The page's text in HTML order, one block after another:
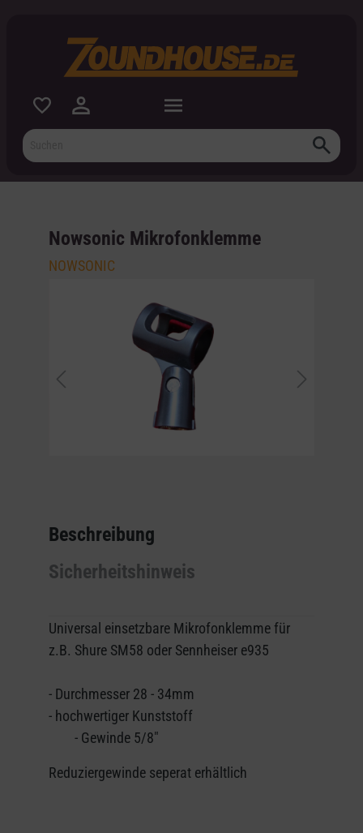
Nowsonic Mikrofonklemme
NOWSONIC
Beschreibung
Sicherheitshinweis
Universal einsetzbare Mikrofonklemme für
z.B. Shure SM58 oder Sennheiser e935
- Durchmesser 28 - 34mm
- hochwertiger Kunststoff
- Gewinde 5/8"
Reduziergewinde seperat erhältlich